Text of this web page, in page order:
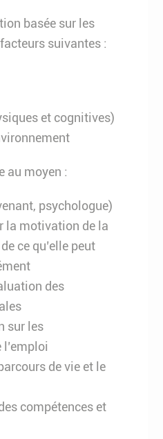
basée sur les
suivantes :
et cognitives)
au moyen :
psychologue)
la motivation de la
ce qu’elle peut
des
sur les
de vie et le
compétences et